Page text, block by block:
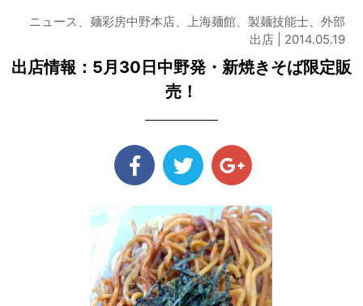
ニュース、麺彩房中野本店、上海麺館、製麺技能士、外部
出店 | 2014.05.19
出店情報：5月30日中野発・新焼きそば限定販
売！